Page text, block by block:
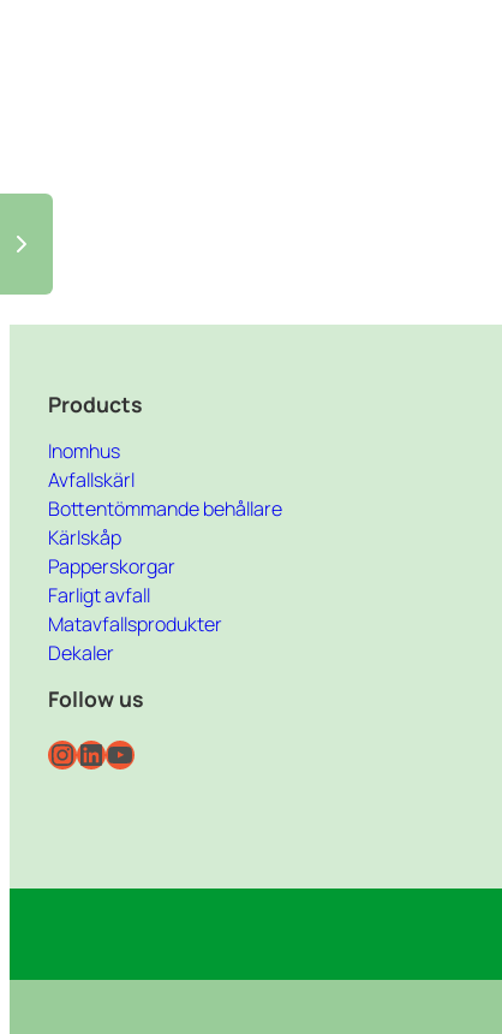
Products
Inomhus
Avfallskärl
Bottentömmande behållare
Kärlskåp
Papperskorgar
Farligt avfall
Matavfallsprodukter
Dekaler
Follow us
InstagramLinkedIn YouTube